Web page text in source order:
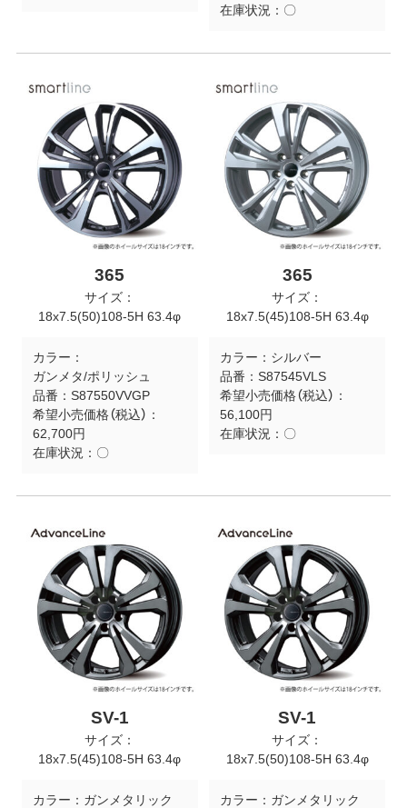
在庫状況： 〇
365
サイズ：
18x7.5(50)108-5H 63.4φ
カラー：
ガンメタ/ポリッシュ
品番： S87550VVGP
希望小売価格（税込）：
62,700円
在庫状況： 〇
365
サイズ：
18x7.5(45)108-5H 63.4φ
カラー： シルバー
品番： S87545VLS
希望小売価格（税込）：
56,100円
在庫状況： 〇
SV-1
サイズ：
18x7.5(45)108-5H 63.4φ
カラー： ガンメタリック
SV-1
サイズ：
18x7.5(50)108-5H 63.4φ
カラー： ガンメタリック